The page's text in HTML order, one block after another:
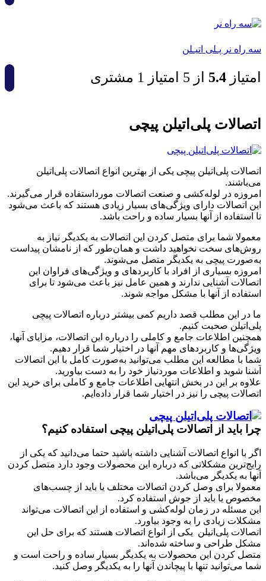
سه راه نر پـلی اتیـلن
امتیاز 4.5 از 5 امتیاز 1 مشتری
اتصالات پلی‌اتیلن پیچی
اتصالات پلی‌اتیلن پیچی یکی از بهترین انواع اتصالات پلی‌اتیلن
می‌باشند.
امروزه در لوله‌کشی و صنعت اتصالات مورداستفاده قرار می‌گیرند.
این اتصالات دارای ویژگی‌های بسیار زیادی هستند که باعث می‌شود
تا استفاده از آنها بسیار ساده و راحت باشد.
معمولا شما برای متصل کردن این اتصالات به یکدیگر نیاز به
روش‌های سخت نخواهید داشت و همان‌طور که از نامشان پیداست
به‌صورت پیچی به یکدیگر متصل می‌شوند.
امروزه بسیاری از افراد با کاربردهای و ویژگی‌های فراوان این
اتصالات آشنایی ندارند و همین عامل نیز باعث می‌شود تا برای
استفاده از آنها با مشکل مواجه شوند.
ما در این مطلب قصد داریم کمی بیشتر درباره اتصالات پیچی
پلی‌اتیلن صحبت کنیم.
همچنین اطلاعات جامع و کاملی را درباره این اتصالات، مزایای آنها،
ویژگی‌ها و کاربردهای مهم آنها در اختیار شما قرار دهیم.
شما با مطالعه این مطلب می‌توانید به‌صورت کامل با این اتصالات
آشنا شوید و اطلاعات موردنیاز خود را به دست بیاورید.
علاوه بر این در بخش انتهایی اطلاعات جامع و کاملی برای خرید این
اتصالات پیچی را نیز در اختیار شما قرار داده‌ایم.
چرا باید از اتصالات پلی‌اتیلن پیچی استفاده کنیم؟
اگر با انواع اتصالات آشنایی داشته باشید حتما می‌دانید که یکی از
رایج‌ترین مشکلاتی که درباره این محصولات وجود دارد متصل کردن
آنها به یکدیگر می‌باشد.
معمولا برای وصل کردن اتصالات مختلف یا باید از چسب‌های
مخصوص یا باید از جوش استفاده کرد.
این مسئله در زمان لوله‌کشی و استفاده از این اتصالات می‌تواند
مشکلات زیادی را به وجود بیاورد.
اتصالات پلی‌اتیلن یکی از انواع اتصالات هستند که برای حل این
مشکل طراحی و ساخته شده‌اند.
متصل کردن این محصولات به یکدیگر بسیار ساده و راحت است و
شما می‌توانید تنها با پیچاندن آنها را به یکدیگر وصل کنید.